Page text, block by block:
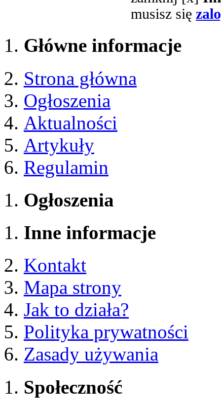
musisz się
Główne informacje
Strona główna
Ogłoszenia
Aktualności
Artykuły
Regulamin
Ogłoszenia
Inne informacje
Kontakt
Mapa strony
Jak to działa?
Polityka prywatności
Zasady używania
Społeczność